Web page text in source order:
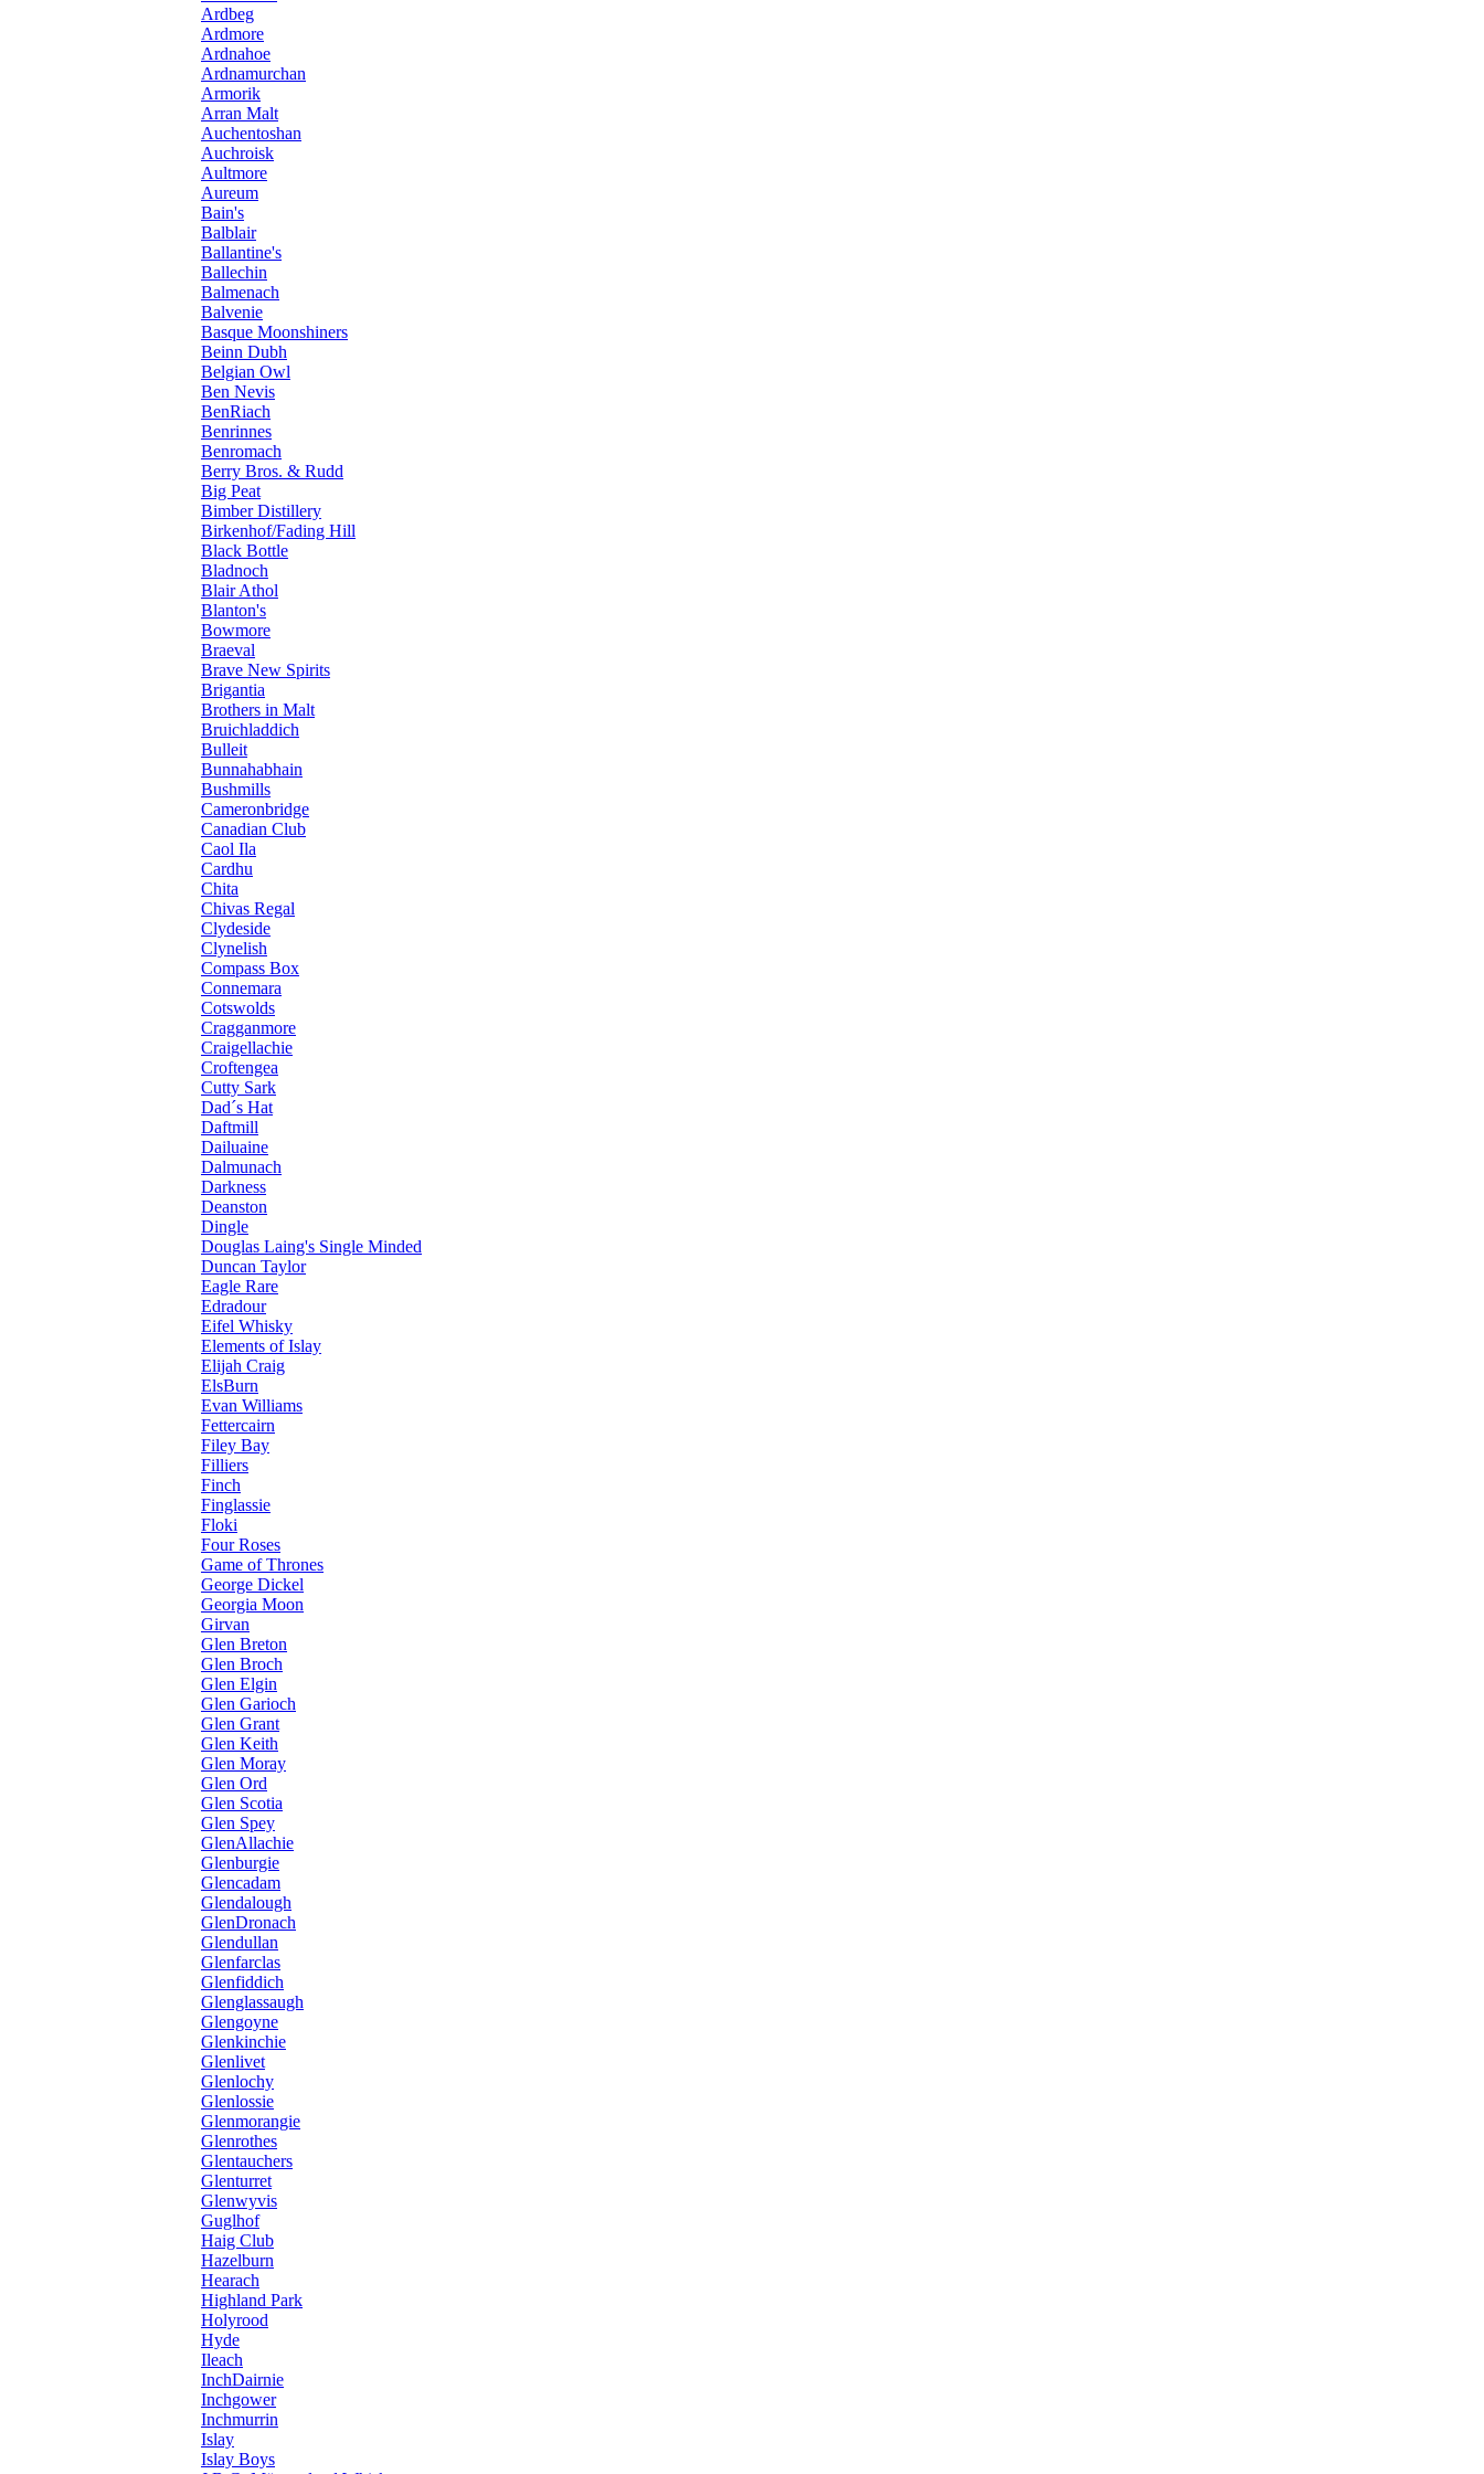
Ardbeg
Ardmore
Ardnahoe
Ardnamurchan
Armorik
Arran Malt
Auchentoshan
Auchroisk
Aultmore
Aureum
Bain's
Balblair
Ballantine's
Ballechin
Balmenach
Balvenie
Basque Moonshiners
Beinn Dubh
Belgian Owl
Ben Nevis
BenRiach
Benrinnes
Benromach
Berry Bros. & Rudd
Big Peat
Bimber Distillery
Birkenhof/Fading Hill
Black Bottle
Bladnoch
Blair Athol
Blanton's
Bowmore
Braeval
Brave New Spirits
Brigantia
Brothers in Malt
Bruichladdich
Bulleit
Bunnahabhain
Bushmills
Cameronbridge
Canadian Club
Caol Ila
Cardhu
Chita
Chivas Regal
Clydeside
Clynelish
Compass Box
Connemara
Cotswolds
Cragganmore
Craigellachie
Croftengea
Cutty Sark
Dad´s Hat
Daftmill
Dailuaine
Dalmunach
Darkness
Deanston
Dingle
Douglas Laing's Single Minded
Duncan Taylor
Eagle Rare
Edradour
Eifel Whisky
Elements of Islay
Elijah Craig
ElsBurn
Evan Williams
Fettercairn
Filey Bay
Filliers
Finch
Finglassie
Floki
Four Roses
Game of Thrones
George Dickel
Georgia Moon
Girvan
Glen Breton
Glen Broch
Glen Elgin
Glen Garioch
Glen Grant
Glen Keith
Glen Moray
Glen Ord
Glen Scotia
Glen Spey
GlenAllachie
Glenburgie
Glencadam
Glendalough
GlenDronach
Glendullan
Glenfarclas
Glenfiddich
Glenglassaugh
Glengoyne
Glenkinchie
Glenlivet
Glenlochy
Glenlossie
Glenmorangie
Glenrothes
Glentauchers
Glenturret
Glenwyvis
Guglhof
Haig Club
Hazelburn
Hearach
Highland Park
Holyrood
Hyde
Ileach
InchDairnie
Inchgower
Inchmurrin
Islay
Islay Boys